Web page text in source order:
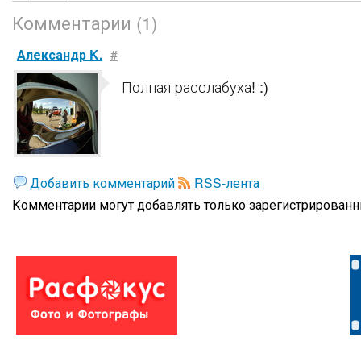
Комментарии (1)
Александр K. #
Полная расслабуха! :)
Добавить комментарий
RSS-лента
Комментарии могут добавлять только